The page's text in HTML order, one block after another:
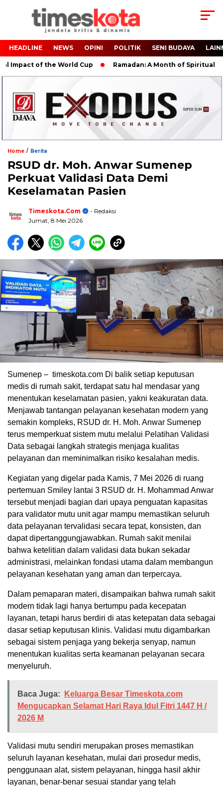
HEADLINE NEWS OPINI POLITIK SENI BUDAYA
of the World Cup Ramadan: A Month of Spiritual
Home / Berita
RSUD dr. Moh. Anwar Sumenep
Perkuat Validasi Data Demi
Keselamatan Pasien
Timeskota.com
- Redaksi
Jumat, 8 Mei 2026
Sumenep – timeskota.com Di balik setiap keputusan
medis di rumah sakit, terdapat satu hal mendasar yang
menentukan keselamatan pasien, yakni keakuratan data.
Menjawab tantangan pelayanan kesehatan modern yang
semakin kompleks, RSUD dr. H. Moh. Anwar Sumenep
terus memperkuat sistem mutu melalui Pelatihan Validasi
Data sebagai langkah strategis menjaga kualitas
pelayanan dan meminimalkan risiko kesalahan medis.
Kegiatan yang digelar pada Kamis, 7 Mei 2026 di ruang
pertemuan Smiley lantai 3 RSUD dr. H. Mohammad Anwar
tersebut menjadi bagian dari upaya penguatan kapasitas
para validator mutu unit agar mampu memastikan seluruh
data pelayanan tervalidasi secara tepat, konsisten, dan
dapat dipertanggungjawabkan. Rumah sakit menilai
bahwa ketelitian dalam validasi data bukan sekadar
administrasi, melainkan fondasi utama dalam membangun
pelayanan kesehatan yang aman dan terpercaya.
Dalam pemaparan materi, disampaikan bahwa rumah sakit
modern tidak lagi hanya bertumpu pada kecepatan
layanan, tetapi harus berdiri di atas ketepatan data sebagai
dasar setiap keputusan klinis. Validasi mutu digambarkan
sebagai sistem penjaga yang bekerja senyap, namun
menentukan kualitas serta keamanan pelayanan secara
menyeluruh.
Baca Juga:
Keluarga Besar Timeskota.com
Mengucapkan Selamat Hari Raya Idul Fitri 1447 H /
2026 M
Validasi mutu sendiri merupakan proses memastikan
seluruh layanan kesehatan, mulai dari prosedur medis,
penggunaan alat, sistem pelayanan, hingga hasil akhir
layanan, benar-benar sesuai standar yang telah